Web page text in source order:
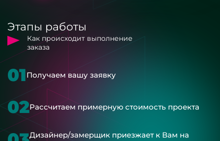
Этапы работы
Как происходит выполнение
заказа
01Получаем вашу заявку
02Рассчитаем примерную стоимость проекта
Дизайнер/замерщик приезжает к Вам на